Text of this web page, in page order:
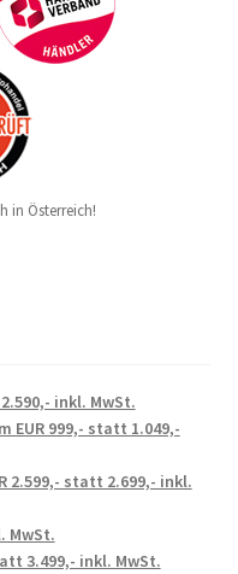
in Österreich!
inkl. MwSt.
EUR 999,- statt 1.049,-
2.599,- statt 2.699,- inkl.
MwSt.
3.499,- inkl. MwSt.